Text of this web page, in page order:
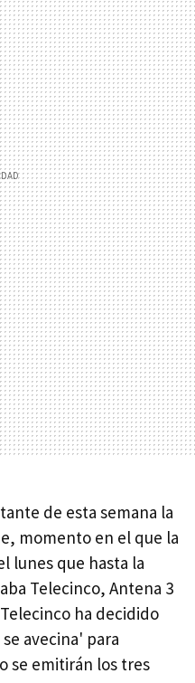
de esta semana la
momento en el que la
lunes que hasta la
Telecinco, Antena 3
ha decidido
avecina' para
se emitirán los tres